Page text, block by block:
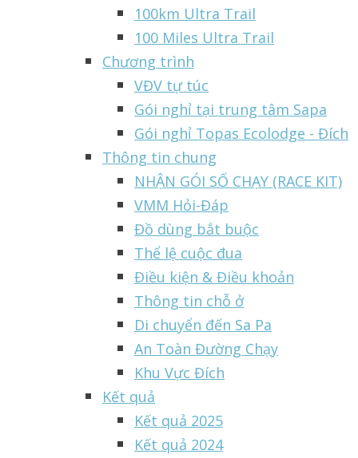
100km Ultra Trail
100 Miles Ultra Trail
Chương trình
VĐV tự túc
Gói nghỉ tại trung tâm Sapa
Gói nghỉ Topas Ecolodge - Đích
Thông tin chung
NHẬN GÓI SỐ CHẠY (RACE KIT)
VMM Hỏi-Đáp
Đồ dùng bắt buộc
Thể lệ cuộc đua
Điều kiện & Điều khoản
Thông tin chỗ ở
Di chuyển đến Sa Pa
An Toàn Đường Chạy
Khu Vực Đích
Kết quả
Kết quả 2025
Kết quả 2024